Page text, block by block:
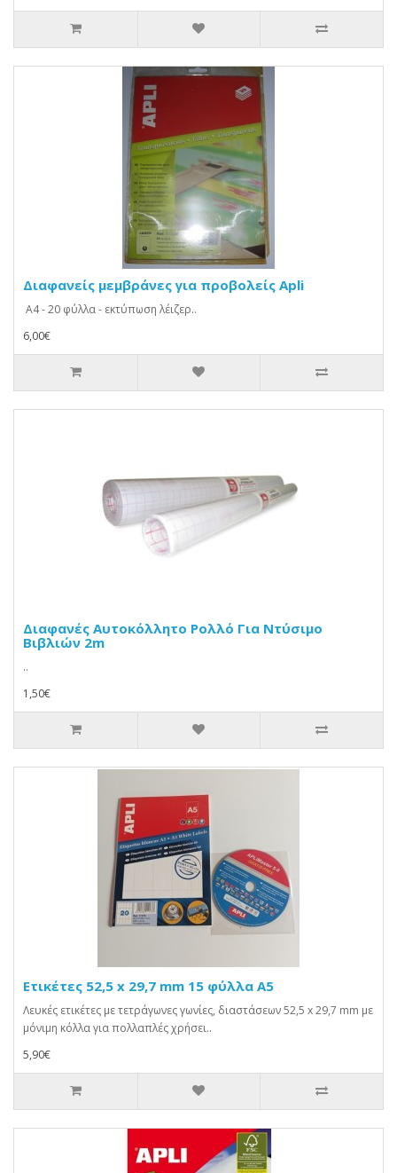
Διαφανείς μεμβράνες για προβολείς Apli
A4 - 20 φύλλα - εκτύπωση λέιζερ..
6,00€
Διαφανές Αυτοκόλλητο Ρολλό Για Ντύσιμο
Βιβλιών 2m
..
1,50€
Ετικέτες 52,5 x 29,7 mm 15 φύλλα Α5
Λευκές ετικέτες με τετράγωνες γωνίες, διαστάσεων 52,5 x 29,7 mm με
μόνιμη κόλλα για πολλαπλές χρήσει..
5,90€